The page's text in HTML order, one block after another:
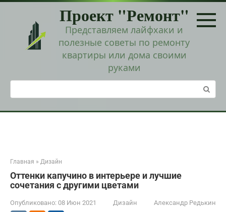
Перейти
Проект "Ремонт"
Представляем лайфхаки и
полезные советы по ремонту
квартиры или дома своими
руками
Поиск:
Главная » Дизайн
Оттенки капучино в интерьере и лучшие
сочетания с другими цветами
Опубликовано: 08 Июн 2021 Дизайн Александр Редькин